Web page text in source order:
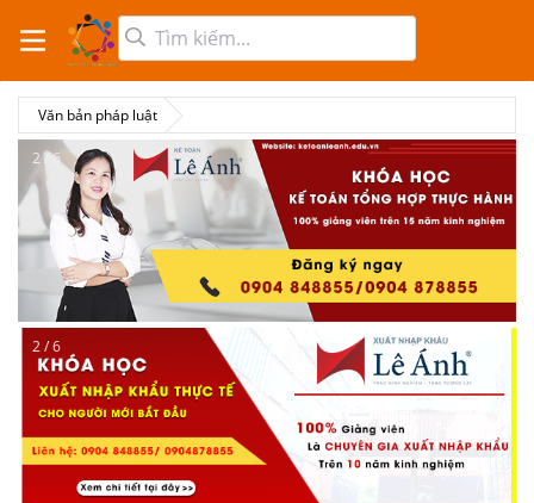
Văn bản pháp luật
2 / 6
2 / 6